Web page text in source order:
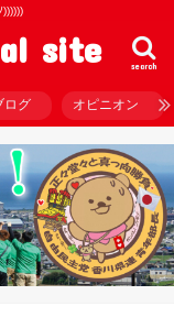
))))))
site search
ログ オピニオン